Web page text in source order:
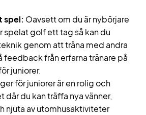
spel: Oavsett om du är nybörjare
spelat golf ett tag så kan du
genom att träna med andra
feedback från erfarna tränare på
juniorer.
för juniorer är en rolig och
där du kan träffa nya vänner,
njuta av utomhusaktiviteter